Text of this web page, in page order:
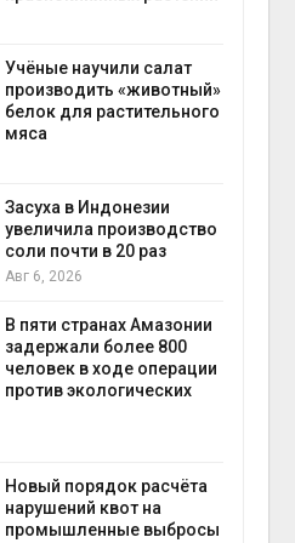
Учёные научили салат
производить «животный»
белок для растительного
мяса
Засуха в Индонезии
увеличила производство
соли почти в 20 раз
Авг 6, 2026
В пяти странах Амазонии
задержали более 800
человек в ходе операции
против экологических
Новый порядок расчёта
нарушений квот на
промышленные выбросы